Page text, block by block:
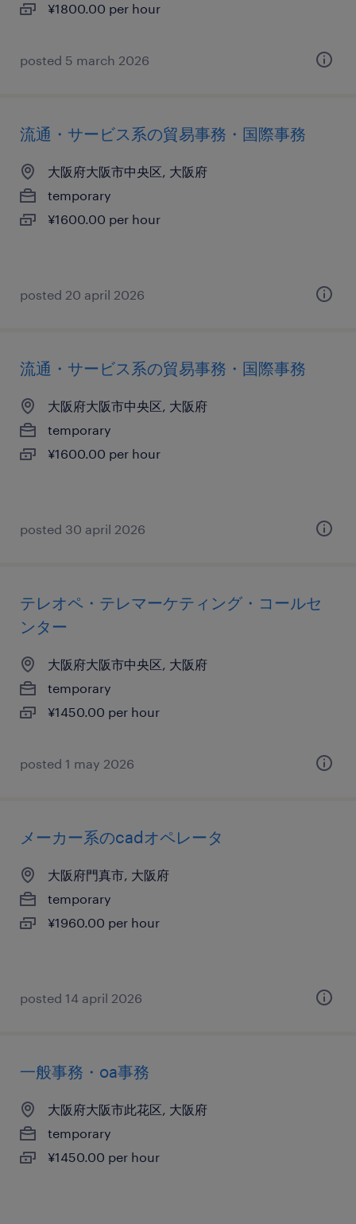
¥1800.00 per hour
posted 5 march 2026
流通・サービス系の貿易事務・国際事務
大阪府大阪市中央区, 大阪府
temporary
¥1600.00 per hour
posted 20 april 2026
流通・サービス系の貿易事務・国際事務
大阪府大阪市中央区, 大阪府
temporary
¥1600.00 per hour
posted 30 april 2026
テレオペ・テレマーケティング・コールセ
ンター
大阪府大阪市中央区, 大阪府
temporary
¥1450.00 per hour
posted 1 may 2026
メーカー系のcadオペレータ
大阪府門真市, 大阪府
temporary
¥1960.00 per hour
posted 14 april 2026
一般事務・oa事務
大阪府大阪市此花区, 大阪府
temporary
¥1450.00 per hour